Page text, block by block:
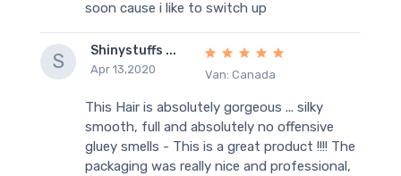
soon cause i like to switch up
S Shinystuffs ...
Apr 13,2020 Van: Canada
This Hair is absolutely gorgeous ... silky
smooth, full and absolutely no offensive
gluey smells - This is a great product !!!! The
packaging was really nice and professional,